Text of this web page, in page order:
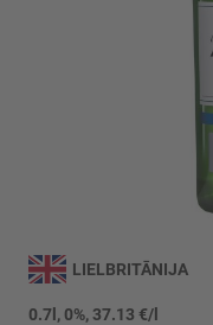
uz
galerijas
sākumu
LIELBRITĀNIJA
0.7l, 0%, 37.13 €/l